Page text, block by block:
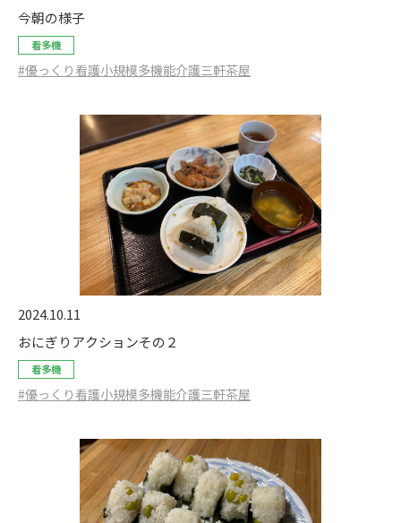
今朝の様子
看多機
#優っくり看護小規模多機能介護三軒茶屋
2024.10.11
おにぎりアクションその２
看多機
#優っくり看護小規模多機能介護三軒茶屋